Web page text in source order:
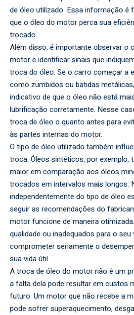
de óleo utilizado. Essa informação é
que o óleo do motor perca sua
trocado.
Além disso, é importante observar o
motor e identificar sinais que
troca do óleo. Se o carro começar a
como zumbidos ou batidas
indicativo de que o óleo não está
lubrificação corretamente. Nesse
troca de óleo o quanto antes para
às partes internas do motor.
O tipo de óleo utilizado também
troca. Óleos sintéticos, por exemplo,
maior em comparação aos óleos
trocados em intervalos mais longos.
independentemente do tipo de óleo
seguir as recomendações do
motor funcione de maneira
qualidade ou inadequados para o
comprometer seriamente o
sua vida útil.
A troca de óleo do motor não é um
a falta dela pode resultar em custos
futuro. Um motor que não recebe a
pode sofrer superaquecimento,